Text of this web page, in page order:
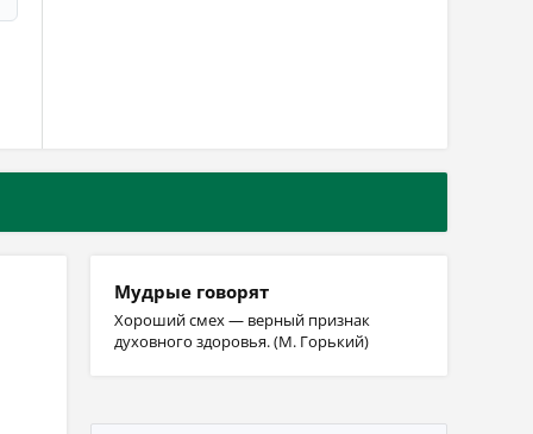
Мудрые говорят
Хороший смех — верный признак
духовного здоровья. (М. Горький)